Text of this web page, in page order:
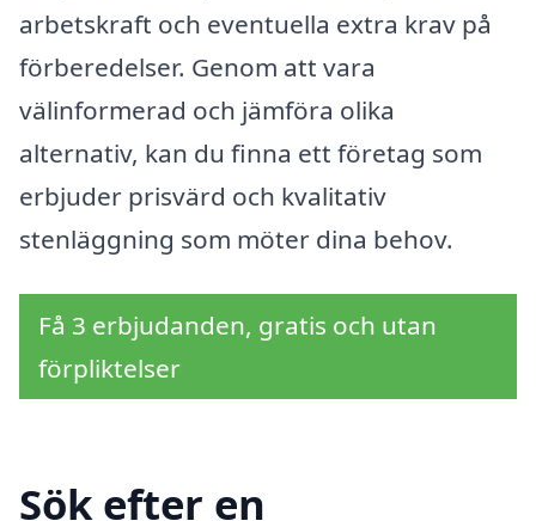
arbetskraft och eventuella extra krav på
förberedelser. Genom att vara
välinformerad och jämföra olika
alternativ, kan du finna ett företag som
erbjuder prisvärd och kvalitativ
stenläggning som möter dina behov.
Få 3 erbjudanden, gratis och utan
förpliktelser
Sök efter en